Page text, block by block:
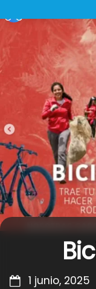
to
content
1 junio, 2025